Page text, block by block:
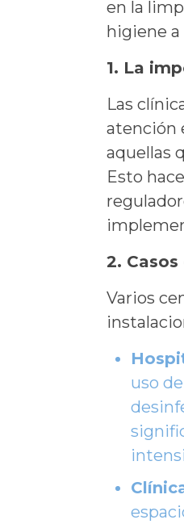
en la
higiene a
1. La
Las
atención
aquellas
Esto
2.
Varios
uso